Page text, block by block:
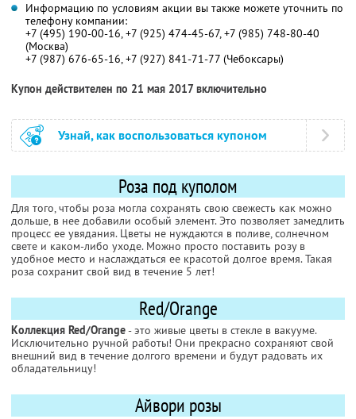
Информацию по условиям акции вы также можете уточнить по
телефону компании:
+7 (495) 190-00-16, +7 (925) 474-45-67, +7 (985) 748-80-40
(Москва)
+7 (987) 676-65-16, +7 (927) 841-71-77 (Чебоксары)
Купон действителен по 21 мая 2017 включительно
Узнай, как воспользоваться купоном
Роза под куполом
Для того, чтобы роза могла сохранять свою свежесть как можно
дольше, в нее добавили особый элемент. Это позволяет замедлить
процесс ее увядания. Цветы не нуждаются в поливе, солнечном
свете и каком-либо уходе. Можно просто поставить розу в
удобное место и наслаждаться ее красотой долгое время. Такая
роза сохранит свой вид в течение 5 лет!
Red/Orange
Коллекция Red/Orange- это живые цветы в стекле в вакууме.
Исключительно ручной работы! Они прекрасно сохраняют свой
внешний вид в течение долгого времени и будут радовать их
обладательницу!
Айвори розы